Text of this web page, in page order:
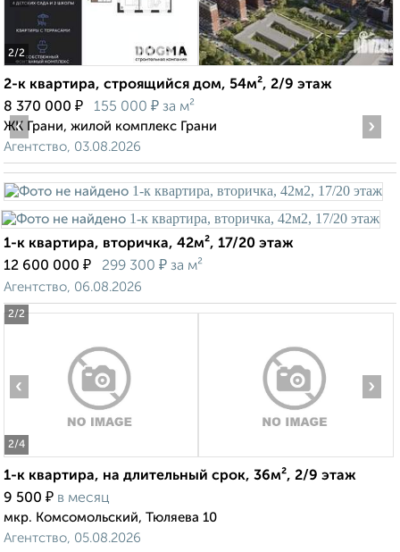
2/2
2-к квартира, строящийся дом, 54м², 2/9 этаж
8 370 000 ₽ 155 000 ₽ за м²
ЖК Грани, жилой комплекс Грани
Агентство, 03.08.2026
2/2
‹ ›
1-к квартира, вторичка, 42м², 17/20 этаж
12 600 000 ₽ 299 300 ₽ за м²
Агентство, 06.08.2026
2/4
‹ ›
1-к квартира, на длительный срок, 36м², 2/9 этаж
9 500 ₽ в месяц
мкр. Комсомольский, Тюляева 10
Агентство, 05.08.2026